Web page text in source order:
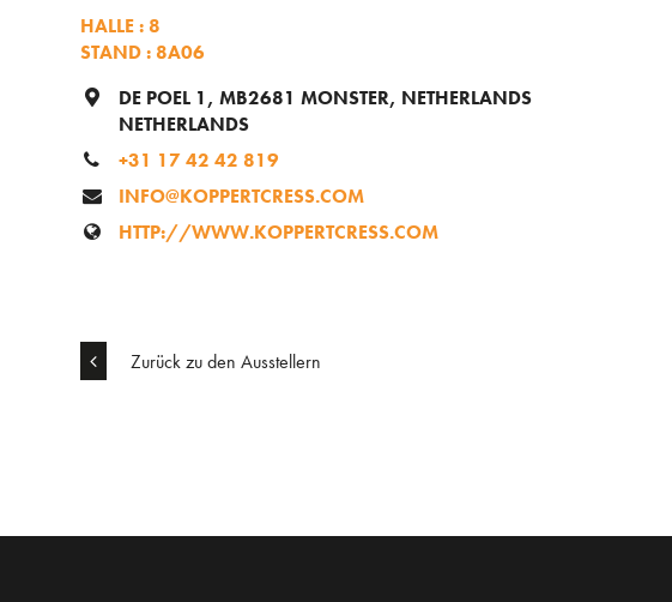
HALLE : 8
STAND : 8A06
DE POEL 1, MB2681 MONSTER, NETHERLANDS
NETHERLANDS
+31 17 42 42 819
INFO@KOPPERTCRESS.COM
HTTP://WWW.KOPPERTCRESS.COM
Zurück zu den Ausstellern